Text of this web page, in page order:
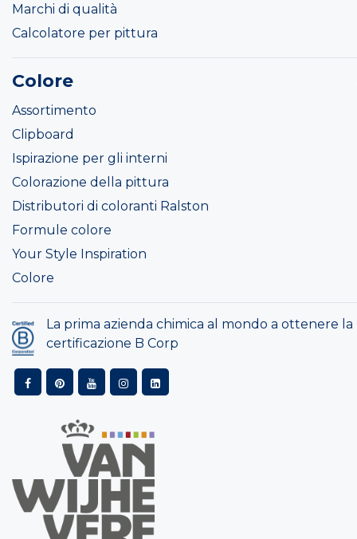
Marchi di qualità
Calcolatore per pittura
Colore
Assortimento
Clipboard
Ispirazione per gli interni
Colorazione della pittura
Distributori di coloranti Ralston
Formule colore
Your Style Inspiration
Colore
La prima azienda chimica al mondo a ottenere la
certificazione B Corp